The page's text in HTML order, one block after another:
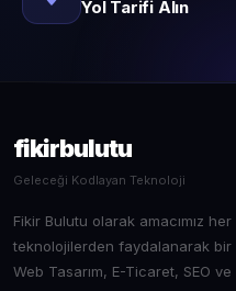
Yol Tarifi Alın
fikirbulutu
Geleceği Kodlayan Teknoloji
Fikir Bulutu olarak amacımız
teknolojilerden faydalanarak bir
Web Tasarım, E-Ticaret, SEO